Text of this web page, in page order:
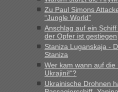
aufgedeckt
„Kein Zoll. Du musst an sich
und du nicht damit handeln
Originalverpackt ist und
keine Probleme geben“
Recht, Visa und
gebrauchter Kleidung
Zu Paul Simons
“Jungle World”
Anschlag auf ein
der Opfer ist gestiegen
Staniza Luganskaja -
Staniza
Wer kam wann auf die
Ukrajini!“?
Ukrainische Drohnen